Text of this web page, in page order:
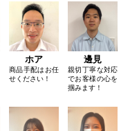
ホア
商品手配はお任
せください！
邊見
親切丁寧な対応
でお客様の心を
掴みます！